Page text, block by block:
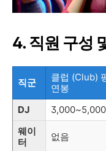
4. 직원 구성
직군
클럽 (Club)
연봉
DJ
웨이
터
없음